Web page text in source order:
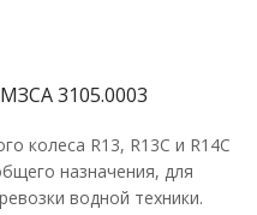
3105.0003
колеса R13, R13C и R14С
назначения, для
водной техники.